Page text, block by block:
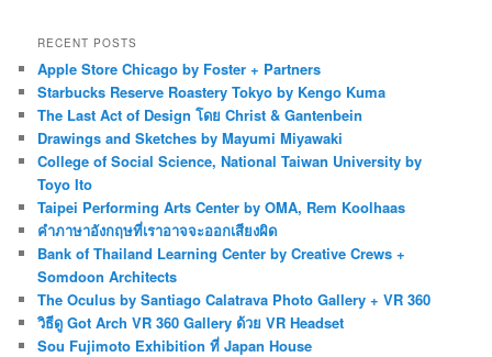
RECENT POSTS
Apple Store Chicago by Foster + Partners
Starbucks Reserve Roastery Tokyo by Kengo Kuma
The Last Act of Design โดย Christ & Gantenbein
Drawings and Sketches by Mayumi Miyawaki
College of Social Science, National Taiwan University by
Toyo Ito
Taipei Performing Arts Center by OMA, Rem Koolhaas
คำภาษาอังกฤษที่เราอาจจะออกเสียงผิด
Bank of Thailand Learning Center by Creative Crews +
Somdoon Architects
The Oculus by Santiago Calatrava Photo Gallery + VR 360
วิธีดู Got Arch VR 360 Gallery ด้วย VR Headset
Sou Fujimoto Exhibition ที่ Japan House